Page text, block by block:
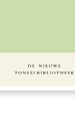
#345